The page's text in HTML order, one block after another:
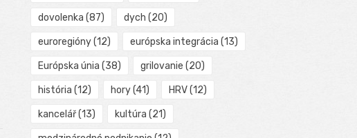
dovolenka (87) dych (20)
euroregióny(12) európska integrácia (13)
Európska únia (38) grilovanie (20)
história (12) hory(41) HRV(12)
kancelář(13) kultúra (21)